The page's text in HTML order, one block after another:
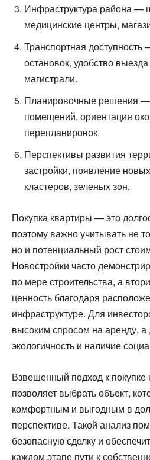
Инфраструктура района —
медицинские центры,
Транспортная доступность
остановок, удобство
магистрали.
Планировочные решения —
помещений, ориентация
перепланировок.
Перспективы развития
застройки, появление
кластеров, зеленых зон.
Покупка квартиры — это
поэтому важно учитывать не
но и потенциальный рост
Новостройки часто
по мере строительства, а
ценность благодаря
инфраструктуре. Для
высоким спросом на аренду,
экологичность и наличие
Взвешенный подход к
позволяет выбрать объект,
комфортным и выгодным в
перспективе. Такой анализ
безопасную сделку и
каждом этапе пути к